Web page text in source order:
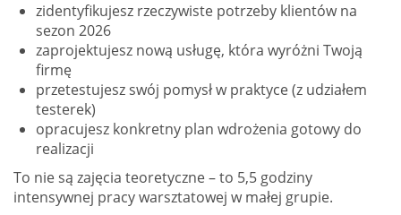
zidentyfikujesz rzeczywiste potrzeby klientów na
sezon 2026
zaprojektujesz nową usługę, która wyróżni Twoją
firmę
przetestujesz swój pomysł w praktyce (z udziałem
testerek)
opracujesz konkretny plan wdrożenia gotowy do
realizacji
To nie są zajęcia teoretyczne – to 5,5 godziny
intensywnej pracy warsztatowej w małej grupie.